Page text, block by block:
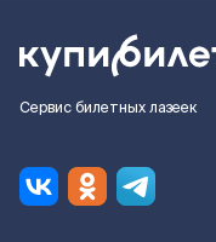
Сервис билетных лазеек